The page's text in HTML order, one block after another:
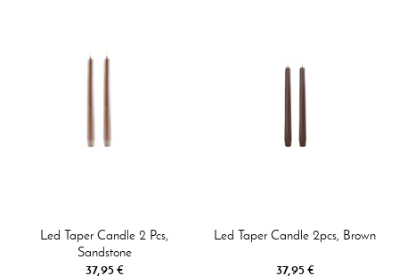
Led Taper Candle 2 Pcs,
Sandstone
37,95 €
Led Taper Candle 2pcs, Brown
37,95 €